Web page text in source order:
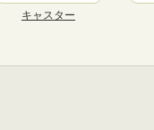
キャスター